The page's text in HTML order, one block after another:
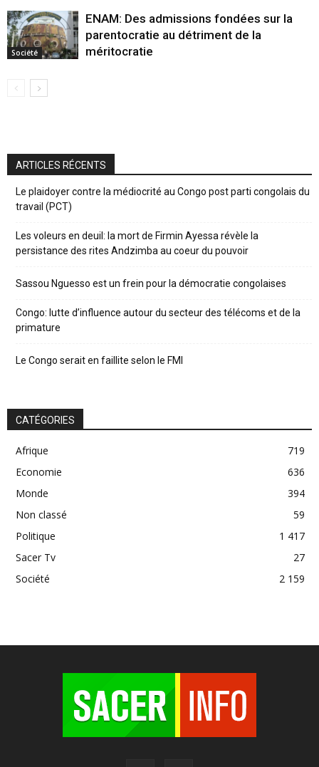
Société
ENAM: Des admissions fondées sur la
parentocratie au détriment de la
méritocratie
ARTICLES RÉCENTS
Le plaidoyer contre la médiocrité au Congo post parti congolais du
travail (PCT)
Les voleurs en deuil: la mort de Firmin Ayessa révèle la
persistance des rites Andzimba au coeur du pouvoir
Sassou Nguesso est un frein pour la démocratie congolaises
Congo: lutte d’influence autour du secteur des télécoms et de la
primature
Le Congo serait en faillite selon le FMI
CATÉGORIES
Afrique
719
Economie
636
Monde
394
Non classé
59
Politique
1 417
Sacer Tv
27
Société
2 159